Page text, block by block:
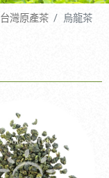
台灣原產茶 烏龍茶